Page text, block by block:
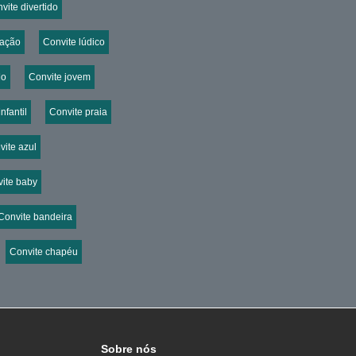
divertido
Convite lúdico
Convite jovem
Convite praia
azul
baby
bandeira
Convite chapéu
Sobre nós